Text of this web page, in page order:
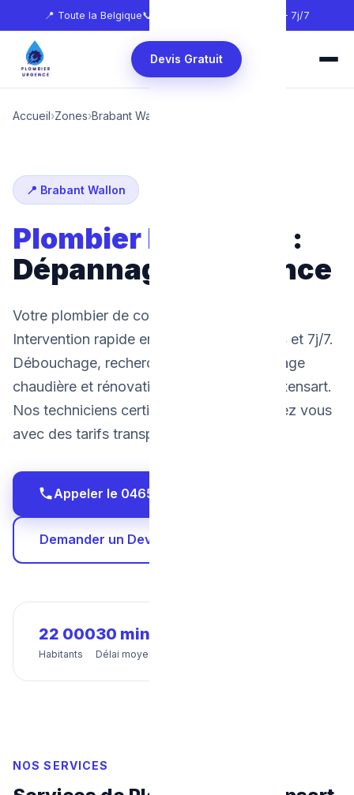
📍 Toute la Belgique📞 🕐 24h/24 — 7j/7
Devis Gratuit
Accueil›Zones›Brabant Wallon
📍 Brabant Wallon
Plombier Rixensart
:
Dépannage d'urgence
Votre plombier de confiance à Rixensart.
Intervention rapide en 30 minutes, 24h/24 et 7j/7.
Débouchage, recherche de fuite, dépannage
chaudière et rénovation salle de bain à Rixensart.
Nos techniciens certifiés interviennent chez vous
avec des tarifs transparents et fixes.
Appeler le 0465 68 51 58
Demander un Devis Gratuit
22 000
Habitants
30 min
Délai moyen
NOS SERVICES